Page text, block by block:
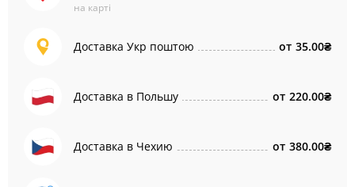
на карті
Доставка Укр поштою от 35.00₴
Доставка в Польшу от 220.00₴
Доставка в Чехию от 380.00₴